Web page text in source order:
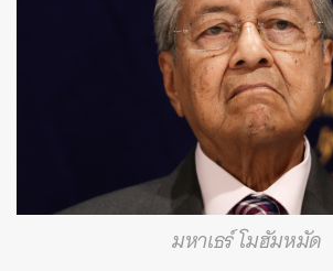
มหาเธร์ โมฮัมหมัด